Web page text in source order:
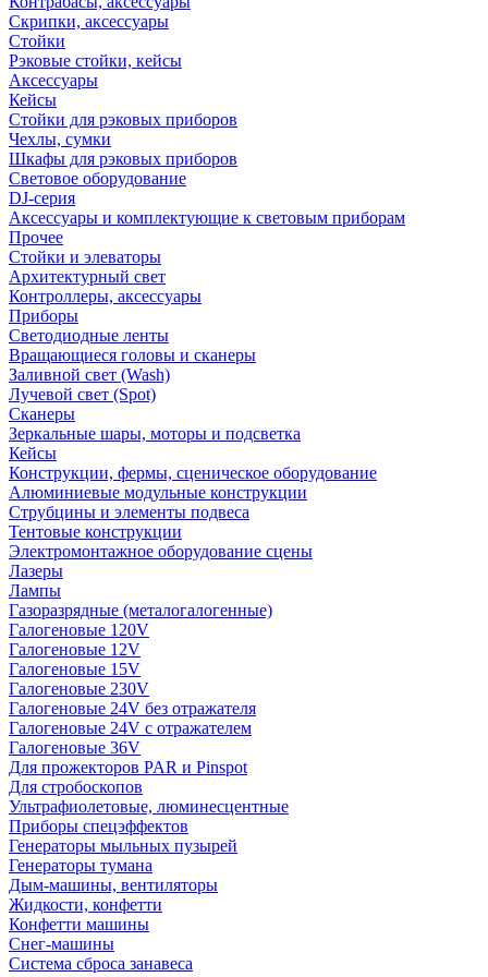
Скрипки, аксессуары
Стойки
Рэковые стойки, кейсы
Аксессуары
Кейсы
Стойки для рэковых приборов
Чехлы, сумки
Шкафы для рэковых приборов
Световое оборудование
DJ-серия
Аксессуары и комплектующие к световым приборам
Прочее
Стойки и элеваторы
Архитектурный свет
Контроллеры, аксессуары
Приборы
Светодиодные ленты
Вращающиеся головы и сканеры
Заливной свет (Wash)
Лучевой свет (Spot)
Сканеры
Зеркальные шары, моторы и подсветка
Кейсы
Конструкции, фермы, сценическое оборудование
Алюминиевые модульные конструкции
Струбцины и элементы подвеса
Тентовые конструкции
Электромонтажное оборудование сцены
Лазеры
Лампы
Газоразрядные (металогалогенные)
Галогеновые 120V
Галогеновые 12V
Галогеновые 15V
Галогеновые 230V
Галогеновые 24V без отражателя
Галогеновые 24V с отражателем
Галогеновые 36V
Для прожекторов PAR и Pinspot
Для стробоскопов
Ультрафиолетовые, люминесцентные
Приборы спецэффектов
Генераторы мыльных пузырей
Генераторы тумана
Дым-машины, вентиляторы
Жидкости, конфетти
Конфетти машины
Снег-машины
Система сброса занавеса